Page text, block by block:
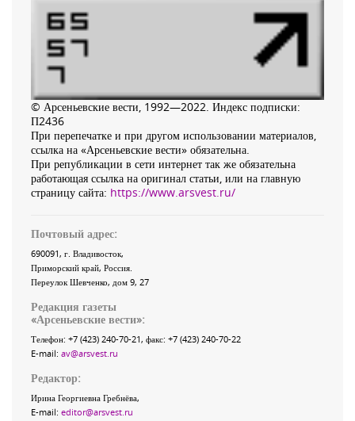
© Арсеньевские вести, 1992—2022. Индекс подписки:
П2436
При перепечатке и при другом использовании материалов,
ссылка на «Арсеньевские вести» обязательна.
При републикации в сети интернет так же обязательна
работающая ссылка на оригинал статьи, или на главную
страницу сайта: https://www.arsvest.ru/
Почтовый адрес:
690091, г. Владивосток,
Приморский край, Россия
Переулок Шевченко, дом 9, 27
Редакция газеты
«Арсеньевские вести»:
Телефон: +7 (423) 240-70-21, факс: +7 (423) 240-70-22
E-mail: av@arsvest.ru
Редактор:
Ирина Георгиевна Гребнёва,
E-mail: editor@arsvest.ru